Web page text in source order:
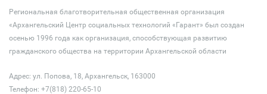
Региональная благотворительная общественная организация
«Архангельский Центр социальных технологий «Гарант» был создан
осенью 1996 года как организация, способствующая развитию
гражданского общества на территории Архангельской области
Адрес: ул. Попова, 18, Архангельск, 163000
Телефон: +7(818) 220-65-10